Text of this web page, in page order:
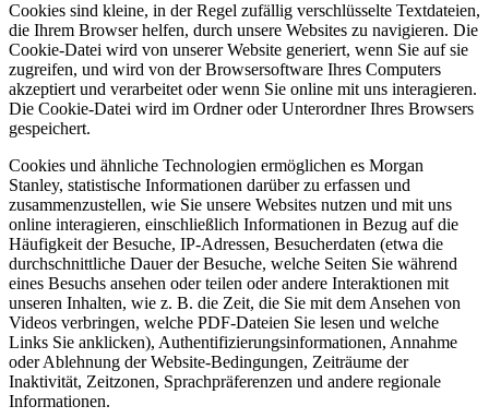
Cookies sind kleine, in der Regel zufällig verschlüsselte Textdateien,
die Ihrem Browser helfen, durch unsere Websites zu navigieren. Die
Cookie-Datei wird von unserer Website generiert, wenn Sie auf sie
zugreifen, und wird von der Browsersoftware Ihres Computers
akzeptiert und verarbeitet oder wenn Sie online mit uns interagieren.
Die Cookie-Datei wird im Ordner oder Unterordner Ihres Browsers
gespeichert.
Cookies und ähnliche Technologien ermöglichen es Morgan
Stanley, statistische Informationen darüber zu erfassen und
zusammenzustellen, wie Sie unsere Websites nutzen und mit uns
online interagieren, einschließlich Informationen in Bezug auf die
Häufigkeit der Besuche, IP-Adressen, Besucherdaten (etwa die
durchschnittliche Dauer der Besuche, welche Seiten Sie während
eines Besuchs ansehen oder teilen oder andere Interaktionen mit
unseren Inhalten, wie z. B. die Zeit, die Sie mit dem Ansehen von
Videos verbringen, welche PDF-Dateien Sie lesen und welche
Links Sie anklicken), Authentifizierungsinformationen, Annahme
oder Ablehnung der Website-Bedingungen, Zeiträume der
Inaktivität, Zeitzonen, Sprachpräferenzen und andere regionale
Informationen.